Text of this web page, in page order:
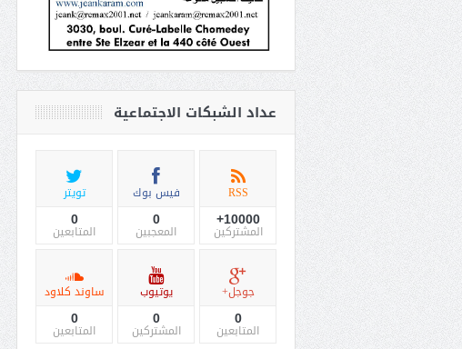
عداد الشبكات الاجتماعية
RSS
10000+
المشتركين
فيس بوك
0
المعجبين
تويتر
0
المتابعين
جوجل+
0
المتابعين
يوتيوب
0
المشتركين
ساوند كلاود
0
المتابعين